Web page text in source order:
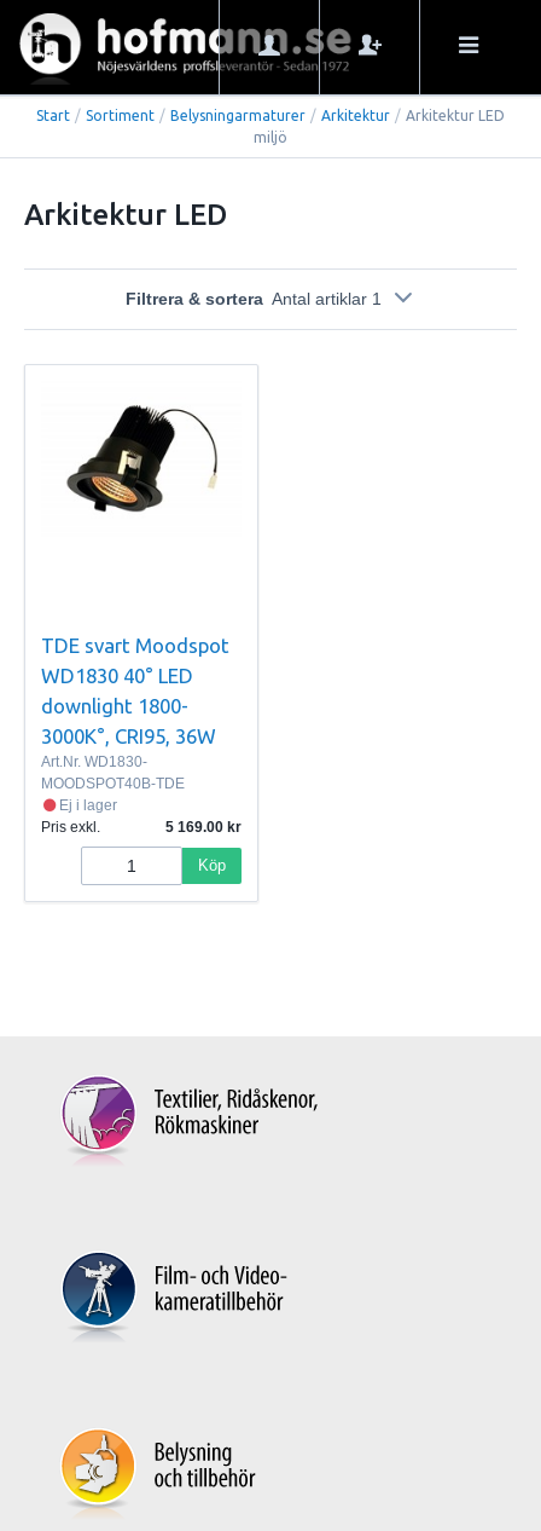
Start / Sortiment / Belysningarmaturer / Arkitektur / Arkitektur LED
miljö
Arkitektur LED
Filtrera & sortera Antal artiklar 1
TDE svart Moodspot
WD1830 40° LED
downlight 1800-
3000K°, CRI95, 36W
Art.Nr. WD1830-
MOODSPOT40B-TDE
Ej i lager
Pris exkl.
5 169.00
Köp